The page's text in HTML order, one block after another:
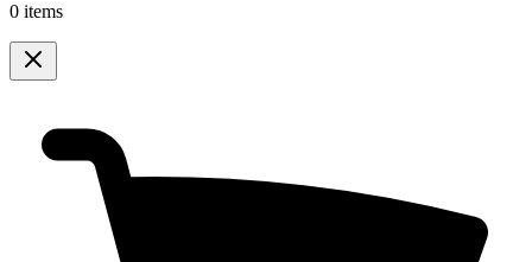
0 items